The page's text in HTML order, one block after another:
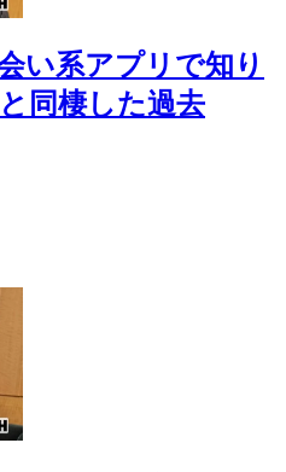
い系アプリで知り
同棲した過去